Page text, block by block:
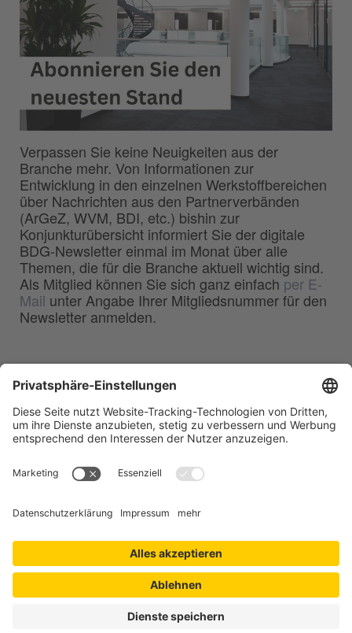
Verpassen Sie keine Neuigkeiten aus der
Branche mehr. Von Informationen zur
Entwicklung in den einzelnen Werkstoffbereichen
über Nachrichten aus den Partnerverbänden
(ArGeZ, WVM, BDI, etc.) bishin zur
Konjunkturübersicht informiert Sie der digitale
BDG-Newsletter einmal im Monat über alle
Themen, die für die Branche aktuell wichtig sind.
Als Mitglied können Sie sich ganz einfach per E-
Mail unter Angabe Ihrer Mitgliedsnummer für den
Newsletter anmelden.
Deutschen Gießerei-Industrie e.V.
40549 Düsseldorf
Telefon:0211 - 68 71 - 03
0211 - 68 71 - 3333
E-Mail:info(at)bdguss.de